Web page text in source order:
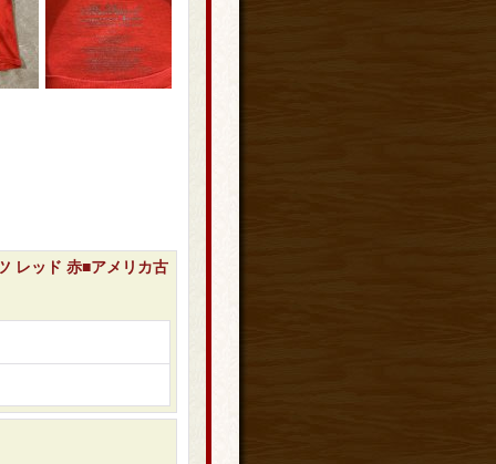
レッド 赤■アメリカ古